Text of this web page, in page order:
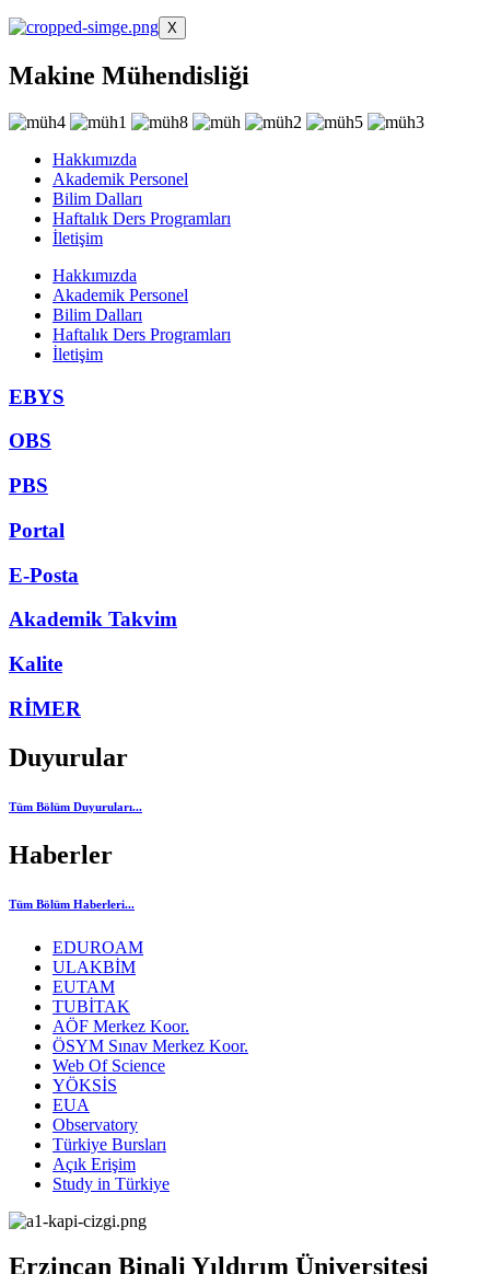
X
Makine Mühendisliği
Hakkımızda
Akademik Personel
Bilim Dalları
Haftalık Ders Programları
İletişim
Hakkımızda
Akademik Personel
Bilim Dalları
Haftalık Ders Programları
İletişim
EBYS
OBS
PBS
Portal
E-Posta
Akademik Takvim
Kalite
RİMER
Duyurular
Tüm Bölüm Duyuruları...
Haberler
Tüm Bölüm Haberleri...
EDUROAM
ULAKBİM
EUTAM
TUBİTAK
AÖF Merkez Koor.
ÖSYM Sınav Merkez Koor.
Web Of Science
YÖKSİS
EUA
Observatory
Türkiye Bursları
Açık Erişim
Study in Türkiye
Erzincan Binali Yıldırım Üniversitesi